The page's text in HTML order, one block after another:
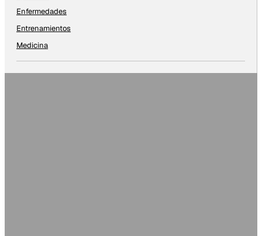
Enfermedades
Entrenamientos
Medicina